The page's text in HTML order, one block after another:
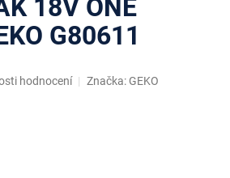
18V ONE
G80611
hodnocení Značka: GEKO